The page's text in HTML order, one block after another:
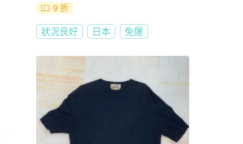
9 折
狀況良好 日本 免運